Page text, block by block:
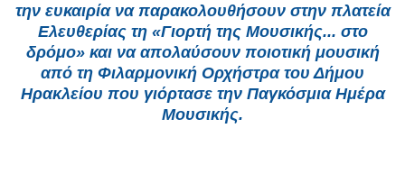
την ευκαιρία να παρακολουθήσουν στην πλατεία
Ελευθερίας τη «Γιορτή της Μουσικής... στο
δρόμο» και να απολαύσουν ποιοτική μουσική
από τη Φιλαρμονική Ορχήστρα του Δήμου
Ηρακλείου που γιόρτασε την Παγκόσμια Ημέρα
Μουσικής.